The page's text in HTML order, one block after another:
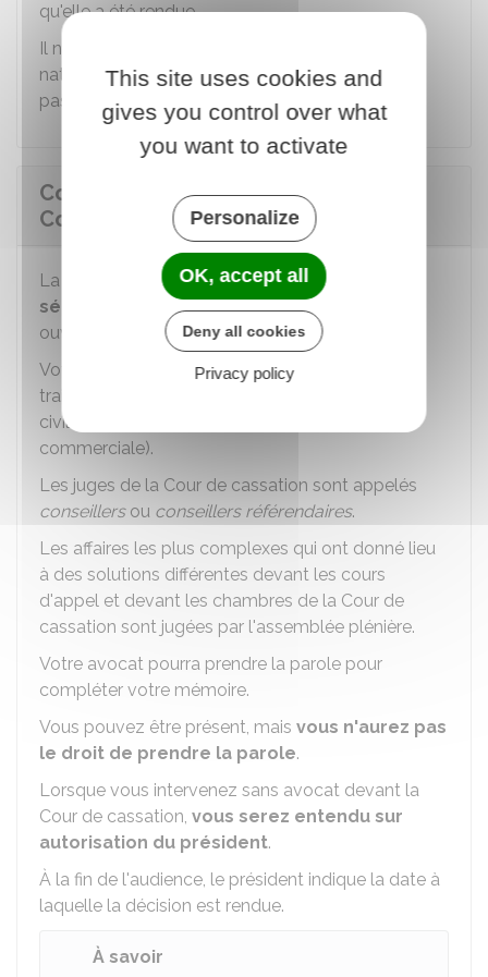
qu'elle a été rendue.
Il n'est
nationalité. Dans ce cas, la décision rendue n'est
pas
exécutée
Comment se déroule l'audience à la
Cour de cassation ?
La Cour de cassation examine le dossier en
séance publique. L'accès aux audiences est
ouvert à toute personne intéressée.
Votre affaire est examinée par 1 des 5 chambres
traitant du
civiles, 1 chambre sociale et 1 chambre
commerciale).
Les juges de la Cour de cassation sont appelés
conseillersou conseillers référendaires.
Les affaires les plus complexes qui ont donné lieu
à des solutions différentes devant les cours
d'appel et devant les chambres de la Cour de
cassation sont jugées par l'assemblée plénière.
Votre avocat pourra prendre la parole pour
compléter votre mémoire.
Vous pouvez être présent, mais vous n'aurez pas
le droit de prendre la parole.
Lorsque vous intervenez sans avocat devant la
Cour de cassation, vous serez entendu sur
autorisation du président.
À la fin de l'audience, le président indique la date à
laquelle la décision est rendue.
À savoir
This site uses cookies and
gives you control over what
you want to activate
Personalize
OK, accept all
Deny all cookies
Privacy policy